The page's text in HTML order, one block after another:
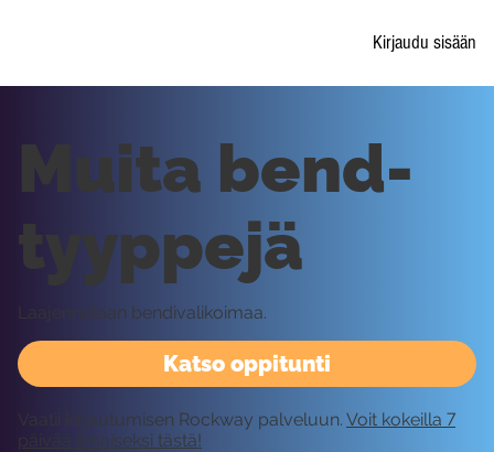
Kirjaudu sisään
Katso oppitunti
Muita bend-
tyyppejä
Laajennetaan bendivalikoimaa.
Vaatii kirjautumisen Rockway palveluun. Voit kokeilla 7
päivää ilmaiseksi tästä!